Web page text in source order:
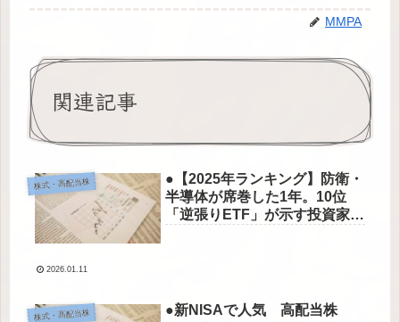
MMPA
関連記事
株式・高配当株
●【2025年ランキング】防衛・
半導体が席巻した1年。10位
「逆張りETF」が示す投資家の
2026.01.11
株式・高配当株
●新NISAで人気 高配当株